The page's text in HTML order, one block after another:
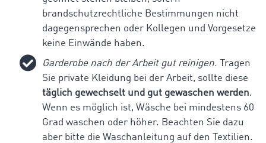
brandschutzrechtliche Bestimmungen nicht
dagegensprechen oder Kollegen und Vorgesetze
keine Einwände haben.
Garderobe nach der Arbeit gut reinigen. Tragen
Sie private Kleidung bei der Arbeit, sollte diese
täglich gewechselt und gut gewaschen werden.
Wenn es möglich ist, Wäsche bei mindestens 60
Grad waschen oder höher. Beachten Sie dazu
aber bitte die Waschanleitung auf den Textilien.